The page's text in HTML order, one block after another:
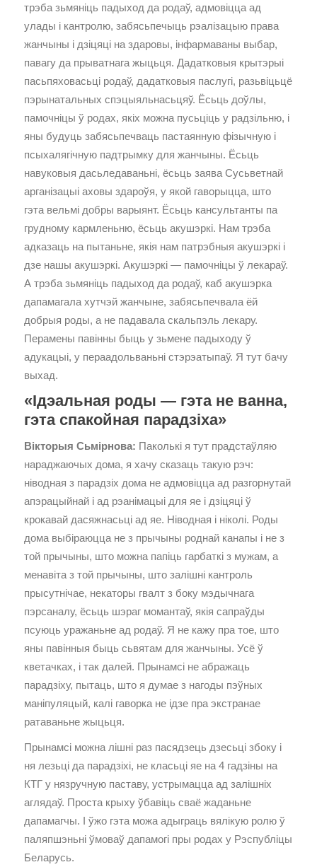
трэба зьмяніць падыход да родаў, адмовіцца ад
улады і кантролю, забясьпечыць рэалізацыю права
жанчыны і дзіцяці на здаровы, інфармаваны выбар,
павагу да прыватнага жыцьця. Дадатковыя крытэрыі
пасьпяховасьці родаў, дадатковыя паслугі, разьвіцьцё
пэрынатальных спэцыяльнасьцяў. Ёсьць доўлы,
памочніцы ў родах, якіх можна пусьціць у радзільню, і
яны будуць забясьпечваць пастаянную фізычную і
псыхалягічную падтрымку для жанчыны. Ёсьць
навуковыя дасьледаваньні, ёсьць заява Сусьветнай
арганізацыі аховы здароўя, у якой гаворыцца, што
гэта вельмі добры варыянт. Ёсьць кансультанты па
грудному кармленьню, ёсьць акушэркі. Нам трэба
адказаць на пытаньне, якія нам патрэбныя акушэркі і
дзе нашы акушэркі. Акушэркі — памочніцы ў лекараў.
А трэба зьмяніць падыход да родаў, каб акушэрка
дапамагала хутчэй жанчыне, забясьпечвала ёй
добрыя роды, а не падавала скальпэль лекару.
Перамены павінны быць у зьмене падыходу ў
адукацыі, у пераадольваньні стэрэатыпаў. Я тут бачу
выхад.
«Ідэальная роды — гэта не ванна,
гэта спакойная парадзіха»
Вікторыя Сьмірнова: Паколькі я тут прадстаўляю
нараджаючых дома, я хачу сказаць такую рэч:
ніводная з парадзіх дома не адмовіцца ад разгорнутай
апэрацыйнай і ад рэанімацыі для яе і дзіцяці ў
крокавай дасяжнасьці ад яе. Ніводная і ніколі. Роды
дома выбіраюцца не з прычыны роднай канапы і не з
той прычыны, што можна папіць гарбаткі з мужам, а
менавіта з той прычыны, што залішні кантроль
прысутнічае, некаторы гвалт з боку мэдычнага
пэрсаналу, ёсьць шэраг момантаў, якія сапраўды
псуюць уражаньне ад родаў. Я не кажу пра тое, што
яны павінныя быць сьвятам для жанчыны. Усё ў
кветачках, і так далей. Прынамсі не абражаць
парадзіху, пытаць, што я думае з нагоды пэўных
маніпуляцый, калі гаворка не ідзе пра экстранае
ратаваньне жыцьця.
Прынамсі можна лішні раз пасядзець дзесьці збоку і
ня лезьці да парадзіхі, не класьці яе на 4 гадзіны на
КТГ у нязручную паставу, устрымацца ад залішніх
аглядаў. Проста крыху ўбавіць сваё жаданьне
дапамагчы. І ўжо гэта можа адыграць вялікую ролю ў
паляпшэньні ўмоваў дапамогі пры родах у Рэспубліцы
Беларусь.